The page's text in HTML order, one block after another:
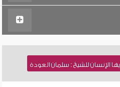
الإنسان للشيخ : سلمان العودة